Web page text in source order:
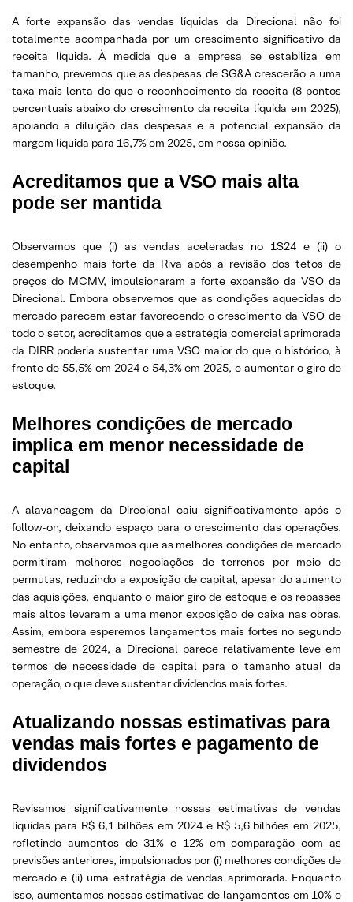
A forte expansão das vendas líquidas da Direcional não foi
totalmente acompanhada por um crescimento significativo da
receita líquida. À medida que a empresa se estabiliza em
tamanho, prevemos que as despesas de SG&A crescerão a uma
taxa mais lenta do que o reconhecimento da receita (8 pontos
percentuais abaixo do crescimento da receita líquida em 2025),
apoiando a diluição das despesas e a potencial expansão da
margem líquida para 16,7% em 2025, em nossa opinião.
Acreditamos que a VSO mais alta
pode ser mantida
Observamos que (i) as vendas aceleradas no 1S24 e (ii) o
desempenho mais forte da Riva após a revisão dos tetos de
preços do MCMV, impulsionaram a forte expansão da VSO da
Direcional. Embora observemos que as condições aquecidas do
mercado parecem estar favorecendo o crescimento da VSO de
todo o setor, acreditamos que a estratégia comercial aprimorada
da DIRR poderia sustentar uma VSO maior do que o histórico, à
frente de 55,5% em 2024 e 54,3% em 2025, e aumentar o giro de
estoque.
Melhores condições de mercado
implica em menor necessidade de
capital
A alavancagem da Direcional caiu significativamente após o
follow-on, deixando espaço para o crescimento das operações.
No entanto, observamos que as melhores condições de mercado
permitiram melhores negociações de terrenos por meio de
permutas, reduzindo a exposição de capital, apesar do aumento
das aquisições, enquanto o maior giro de estoque e os repasses
mais altos levaram a uma menor exposição de caixa nas obras.
Assim, embora esperemos lançamentos mais fortes no segundo
semestre de 2024, a Direcional parece relativamente leve em
termos de necessidade de capital para o tamanho atual da
operação, o que deve sustentar dividendos mais fortes.
Atualizando nossas estimativas para
vendas mais fortes e pagamento de
dividendos
Revisamos significativamente nossas estimativas de vendas
líquidas para R$ 6,1 bilhões em 2024 e R$ 5,6 bilhões em 2025,
refletindo aumentos de 31% e 12% em comparação com as
previsões anteriores, impulsionados por (i) melhores condições de
mercado e (ii) uma estratégia de vendas aprimorada. Enquanto
isso, aumentamos nossas estimativas de lançamentos em 10% e